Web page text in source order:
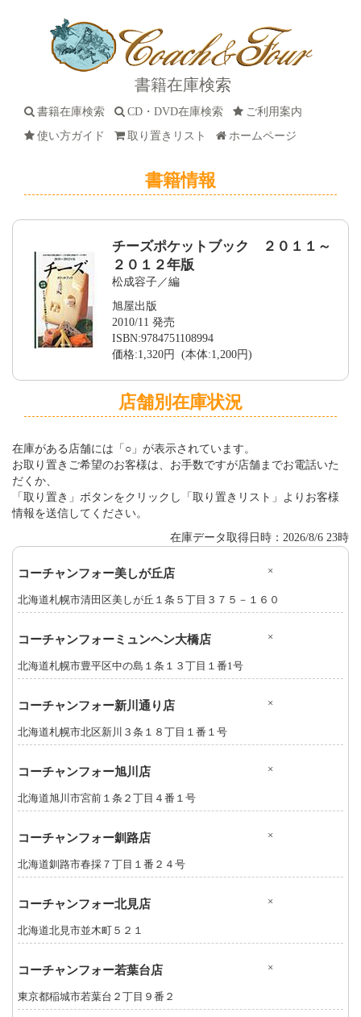
書籍在庫検索
書籍在庫検索 CD・DVD在庫検索
ご利用案内
使い方ガイド
取り置きリスト ホームページ
書籍情報
チーズポケットブック ２０１１～
２０１２年版
松成容子／編
旭屋出版
2010/11 発売
ISBN:9784751108994
価格:1,320円 (本体:1,200円)
店舗別在庫状況
在庫がある店舗には「○」が表示されています。
お取り置きご希望のお客様は、お手数ですが店舗までお電話いた
だくか、
「取り置き」ボタンをクリックし「取り置きリスト」よりお客様
情報を送信してください。
在庫データ取得日時：2026/8/6 23時
コーチャンフォー美しが丘店 ×
北海道札幌市清田区美しが丘１条５丁目３７５－１６０
コーチャンフォーミュンヘン大橋店 ×
北海道札幌市豊平区中の島１条１３丁目１番1号
コーチャンフォー新川通り店 ×
北海道札幌市北区新川３条１８丁目１番１号
コーチャンフォー旭川店 ×
北海道旭川市宮前１条２丁目４番１号
コーチャンフォー釧路店 ×
北海道釧路市春採７丁目１番２４号
コーチャンフォー北見店 ×
北海道北見市並木町５２１
コーチャンフォー若葉台店 ×
東京都稲城市若葉台２丁目９番２